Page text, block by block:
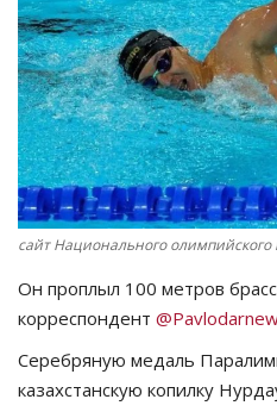
СПОРТ
Чек-лист
РАЗВЛЕЧЕНИЯ
OFFICIAL
Курултай
Язык
Қазақша Русский
сайт Национального олимпийского
Он проплыл 100 метров
корреспондент
Серебряную медаль
казахстанскую копилку